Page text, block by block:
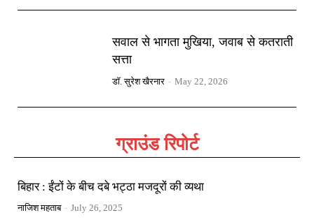
सवाल से भागता मुखिया, जवाब से कतराती
सत्ता
डॉ. सुरेश खैरनार - May 22, 2026
ग्राउंड रिपोर्ट
बिहार : ईंटों के बीच दबे भट्ठा मजदूरों की व्यथा
नाजिश महताब - July 26, 2025